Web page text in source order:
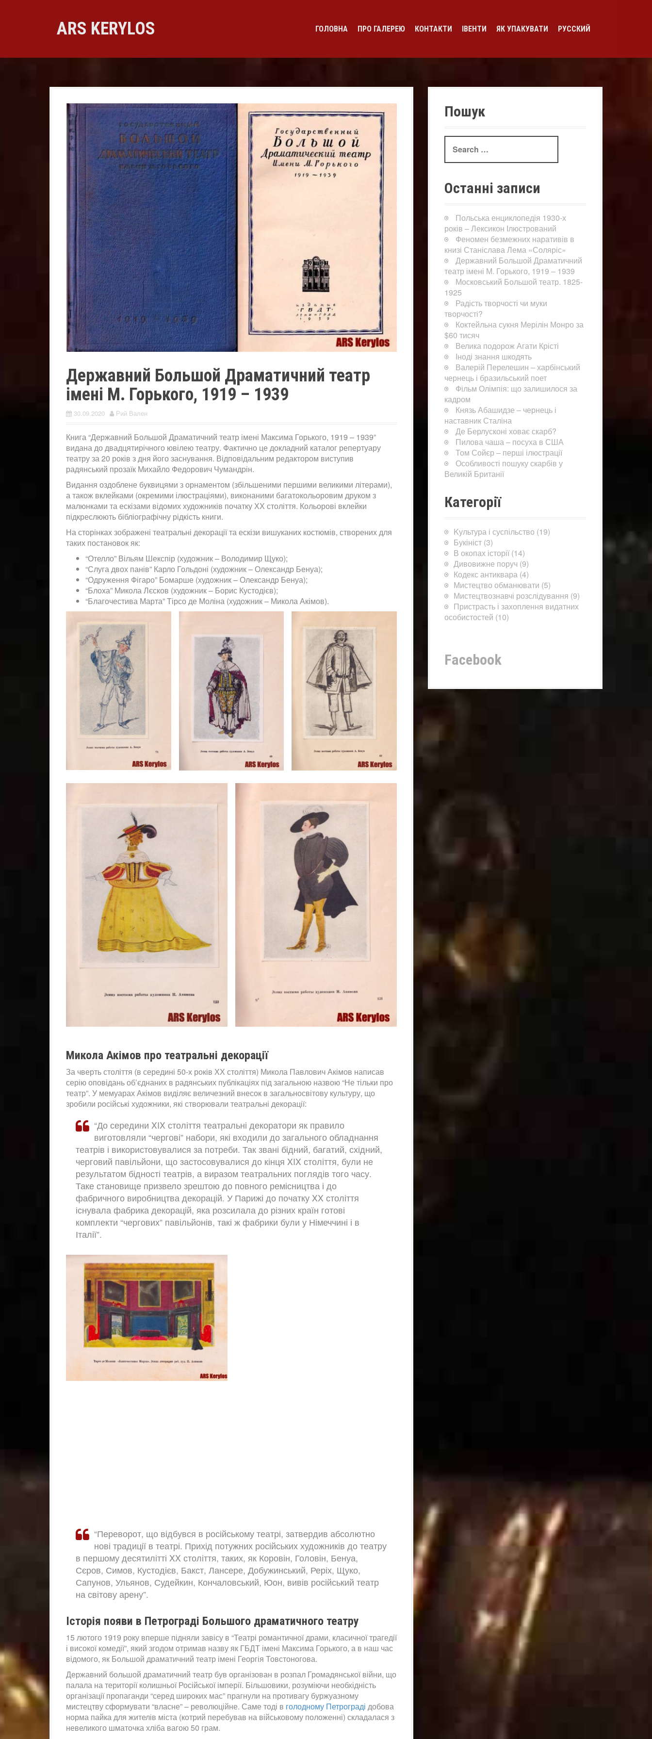
ARS KERYLOS ГОЛОВНА ПРО ГАЛЕРЕЮ КОНТАКТИ ІВЕНТИ ЯК УПАКУВАТИ РУССКИЙ
Державний Большой Драматичний театр
імені М. Горького, 1919 – 1939
30.09.2020 Рий Вален
Книга “Державний Большой Драматичний театр імені Максима Горького, 1919 – 1939”
видана до двадцятирічного ювілею театру. Фактично це докладний каталог репертуару
театру за 20 років з дня його заснування. Відповідальним редактором виступив
радянський прозаїк Михайло Федорович Чумандрін.
Видання оздоблене буквицями з орнаментом (збільшеними першими великими літерами),
а також вклейками (окремими ілюстраціями), виконаними багатокольоровим друком з
малюнками та ескізами відомих художників початку ХХ століття. Кольорові вклейки
підкреслюють бібліографічну рідкість книги.
На сторінках зображені театральні декорації та ескізи вишуканих костюмів, створених для
таких постановок як:
“Отелло” Вільям Шекспір (художник – Володимир Щуко);
“Слуга двох панів” Карло Гольдоні (художник – Олександр Бенуа);
“Одруження Фігаро” Бомарше (художник – Олександр Бенуа);
“Блоха” Микола Лєсков (художник – Борис Кустодієв);
“Благочестива Марта” Тірсо де Моліна (художник – Микола Акімов).
Микола Акімов про театральні декорації
За чверть століття (в середині 50-х років ХХ століття) Микола Павлович Акімов написав
серію оповідань об’єднаних в радянських публікаціях під загальною назвою “Не тільки про
театр”. У мемуарах Акімов виділяє величезний внесок в загальносвітову культуру, що
зробили російські художники, які створювали театральні декорації:
“До середини XIX століття театральні декоратори як правило
виготовляли “чергові” набори, які входили до загального обладнання
театрів і використовувалися за потреби. Так звані бідний, багатий, східний,
черговий павільйони, що застосовувалися до кінця XIX століття, були не
результатом бідності театрів, а виразом театральних поглядів того часу.
Таке становище призвело зрештою до повного ремісництва і до
фабричного виробництва декорацій. У Парижі до початку XX століття
існувала фабрика декорацій, яка розсилала до різних країн готові
комплекти “чергових” павільйонів, такі ж фабрики були у Німеччині і в
Італії”.
“Переворот, що відбувся в російському театрі, затвердив абсолютно
нові традиції в театрі. Прихід потужних російських художників до театру
в першому десятилітті XX століття, таких, як Коровін, Головін, Бенуа,
Сєров, Симов, Кустодієв, Бакст, Лансере, Добужинський, Реріх, Щуко,
Сапунов, Ульянов, Судейкин, Кончаловський, Юон, вивів російський театр
на світову арену”.
Історія появи в Петрограді Большого драматичного театру
15 лютого 1919 року вперше підняли завісу в “Театрі романтичної драми, класичної трагедії
і високої комедії”, який згодом отримав назву як ГБДТ імені Максима Горького, а в наш час
відомого, як Большой драматичний театр імені Георгія Товстоногова.
Державний большой драматичний театр був організован в розпал Громадянської війни, що
палала на території колишньої Російської імперії. Більшовики, розуміючи необхідність
організації пропаганди “серед широких мас” прагнули на противагу буржуазному
мистецтву сформувати “власне” – революційне. Саме тоді в голодному Петрограді добова
норма пайка для жителів міста (котрий перебував на військовому положенні) складалася з
невеликого шматочка хліба вагою 50 грам.
Пошук
Search
for:
Останні записи
Польська енциклопедія 1930-х
років – Лексикон Ілюстрований
Феномен безмежних наративів в
книзі Станіслава Лема «Соляріс»
Державний Большой Драматичний
театр імені М. Горького, 1919 – 1939
Московський Большой театр. 1825-
1925
Радість творчості чи муки
творчості?
Коктейльна сукня Мерілін Монро за
$60 тисяч
Велика подорож Агати Крісті
Іноді знання шкодять
Валерій Перелешин – харбінський
чернець і бразильський поет
Фільм Олімпія: що залишилося за
кадром
Князь Абашидзе – чернець і
наставник Сталіна
Де Берлусконі ховає скарб?
Пилова чаша – посуха в США
Том Сойєр – перші ілюстрації
Особливості пошуку скарбів у
Великій Британії
Категорії
Kультура і суспільство (19)
Букініст (3)
В окопах історії(14)
Дивовижне поруч (9)
Кодекс антиквара (4)
Мистецтво обманювати (5)
Мистецтвознавчі розслідування (9)
Пристрасть і захоплення видатних
особистостей (10)
Facebook